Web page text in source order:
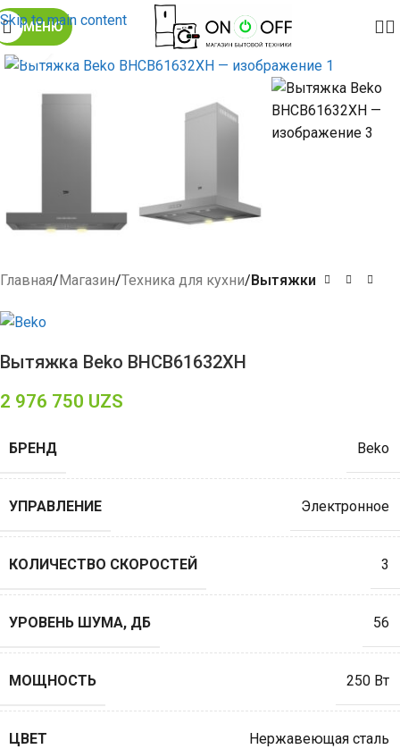
Skip to main content
МЕНЮ
Click to enlarge
Главная Магазин Техника для кухни Вытяжки
Вытяжка Beko BHCB61632XH
2 976 750 UZS
БРЕНД Beko
УПРАВЛЕНИЕ Электронное
КОЛИЧЕСТВО СКОРОСТЕЙ 3
УРОВЕНЬ ШУМА, ДБ 56
МОЩНОСТЬ 250 Вт
ЦВЕТ Нержавеющая сталь